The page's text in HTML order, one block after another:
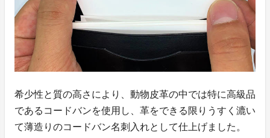
希少性と質の高さにより、動物皮革の中では特に高級品
であるコードバンを使用し、革をできる限りうすく漉い
て薄造りのコードバン名刺入れとして仕上げました。